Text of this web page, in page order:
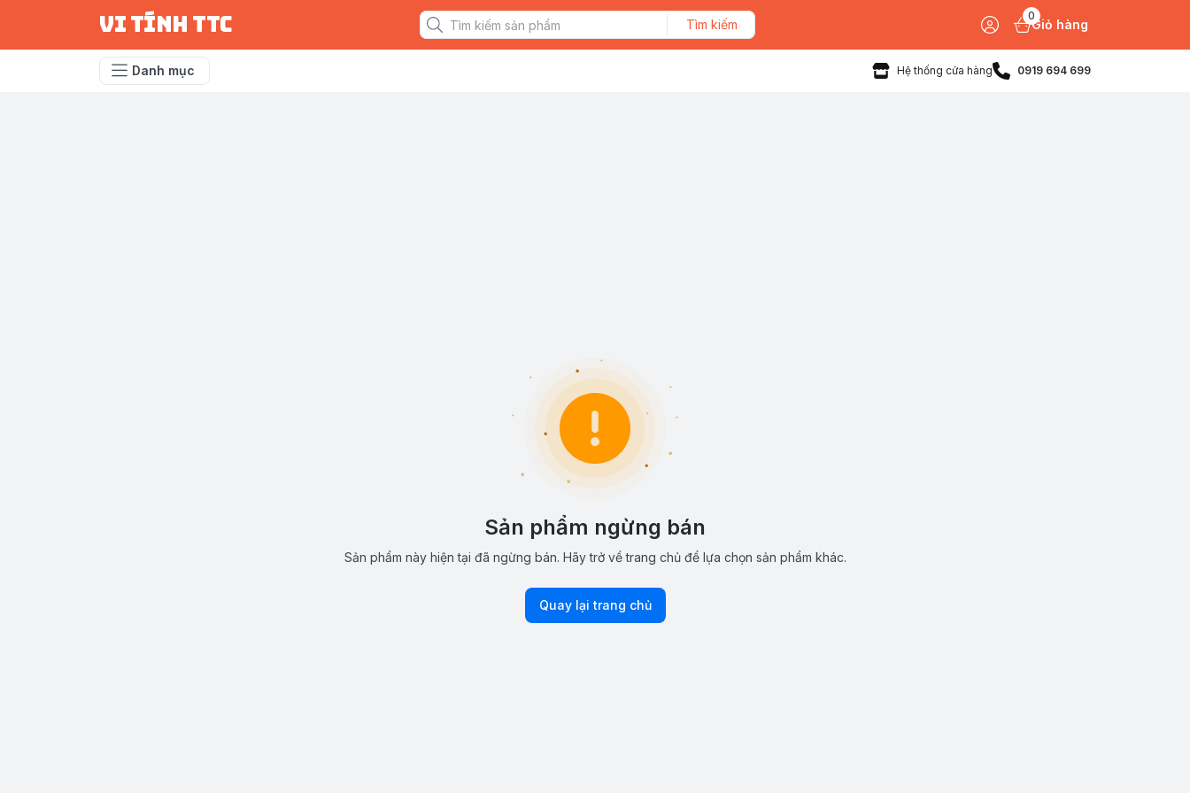
vi tính ttc Tìm kiếm
0
Giỏ hàng
Danh mục Hệ thống cửa hàng 0919 694 699
Sản phẩm ngừng bán
Sản phẩm này hiện tại đã ngừng bán. Hãy trở về trang chủ để lựa chọn sản phẩm khác.
Quay lại trang chủ